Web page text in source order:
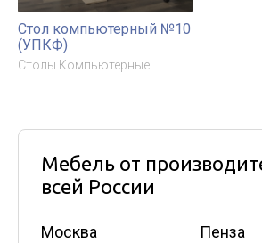
Стол компьютерный №10
(УПКФ)
Столы Компьютерные
Мебель от
всей России
Москва
Пенза